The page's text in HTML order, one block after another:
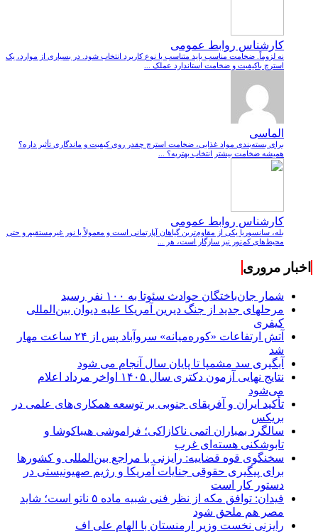
کارشناس روابط عمومی
نه لزوماً. ضخامت مناسب باید متناسب با نوع کاربرد انتخاب شود. در بسیاری از موارد، یک
استرچ باکیفیت و ضخامت استاندارد عملک ...
الماسی
برای بسته‌بندی مواد غذایی، ضخامت استرچ چقدر روی کیفیت و ماندگاری تأثیر داره؟
همیشه ضخامت بیشتر انتخاب بهتریه؟ ...
کارشناس روابط عمومی
بله، سانسوریا یکی از مقاوم‌ترین گیاهان آپارتمانی است و معمولاً با نور غیرمستقیم و حتی
محیط‌های کم‌نور نیز سازگار است، هر ...
اخبار مروری
شمار جان‌باختگان حوادث سئوتا به ۱۰۰ نفر رسید
مرحله‎ای جدید از جنگ دیرین آمریکا علیه دیوان بین‌المللی
کیفری
آتش ارتفاعات «کوره‌میانه» سروآباد پس از ۲۴ ساعت مهار
شد
آبگیری سد مشمپا تا پایان سال آنجام می شود
نتایج نهایی آزمون دکتری سال ۱۴۰۵ اواخر مرداد اعلام
می‌شود
تأکید ایران و آفریقای جنوبی بر توسعه همکاری‌های علمی در
بریکس
سالگرد بمباران اتمی ناکازاکی؛ فراموشی هیباکوشا و
تابوشکنی هسته‌ای غرب
سخنگوی قوه قضاییه: رایزنی‌ با مراجع بین‌المللی و کشور‌ها
برای پیگیری حقوقی جنایات آمریکا و رژیم صهیونیستی در
دستور کار است
فیدان: توافق مکه از نظر فنی شبیه ماده ۵ ناتو است؛ شاید
مصر هم ملحق شود
رایزنی نخست وزیر ارمنستان با الهام علی اف